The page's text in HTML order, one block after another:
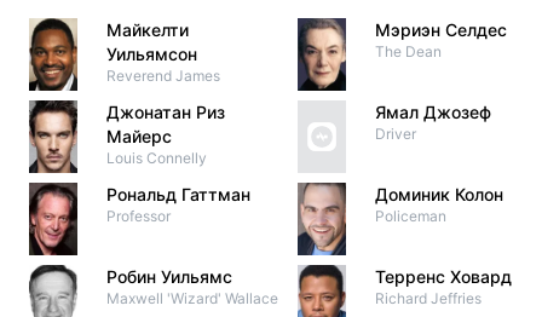
Майкелти
Уильямсон
Reverend James
Джонатан Риз
Майерс
Louis Connelly
Рональд Гаттман
Professor
Робин Уильямс
Maxwell 'Wizard' Wallace
Мэриэн Селдес
The Dean
Ямал Джозеф
Driver
Доминик Колон
Policeman
Терренс Ховард
Richard Jeffries